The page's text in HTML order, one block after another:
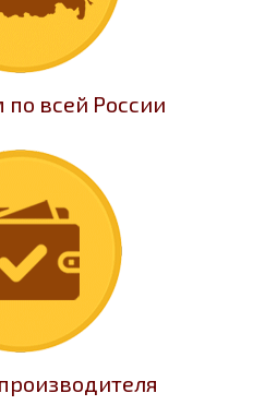
всей России